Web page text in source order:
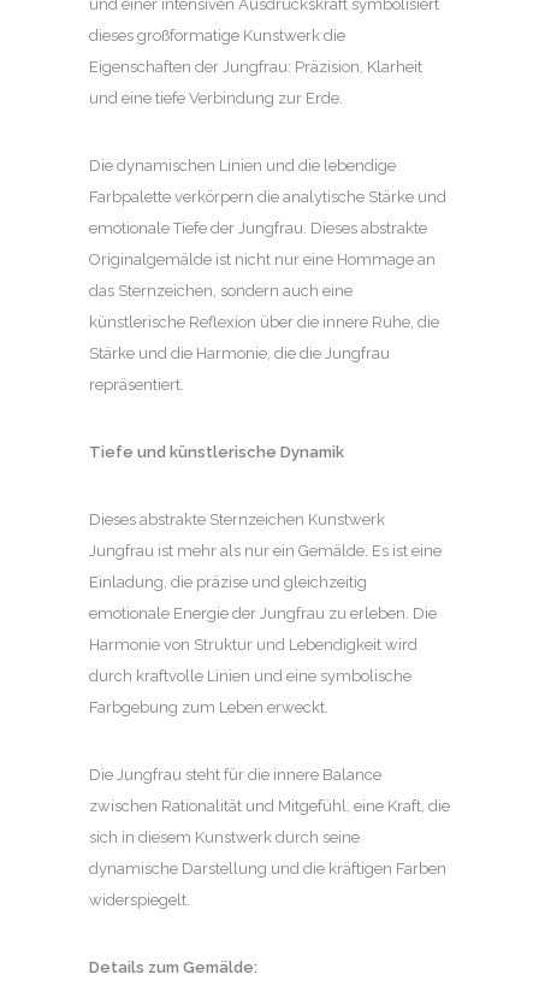
und einer intensiven Ausdruckskraft symbolisiert
dieses großformatige Kunstwerk die
Eigenschaften der Jungfrau: Präzision, Klarheit
und eine tiefe Verbindung zur Erde.
Die dynamischen Linien und die lebendige
Farbpalette verkörpern die analytische Stärke und
emotionale Tiefe der Jungfrau. Dieses abstrakte
Originalgemälde ist nicht nur eine Hommage an
das Sternzeichen, sondern auch eine
künstlerische Reflexion über die innere Ruhe, die
Stärke und die Harmonie, die die Jungfrau
repräsentiert.
Tiefe und künstlerische Dynamik
Dieses abstrakte Sternzeichen Kunstwerk
Jungfrau ist mehr als nur ein Gemälde. Es ist eine
Einladung, die präzise und gleichzeitig
emotionale Energie der Jungfrau zu erleben. Die
Harmonie von Struktur und Lebendigkeit wird
durch kraftvolle Linien und eine symbolische
Farbgebung zum Leben erweckt.
Die Jungfrau steht für die innere Balance
zwischen Rationalität und Mitgefühl, eine Kraft, die
sich in diesem Kunstwerk durch seine
dynamische Darstellung und die kräftigen Farben
widerspiegelt.
Details zum Gemälde: